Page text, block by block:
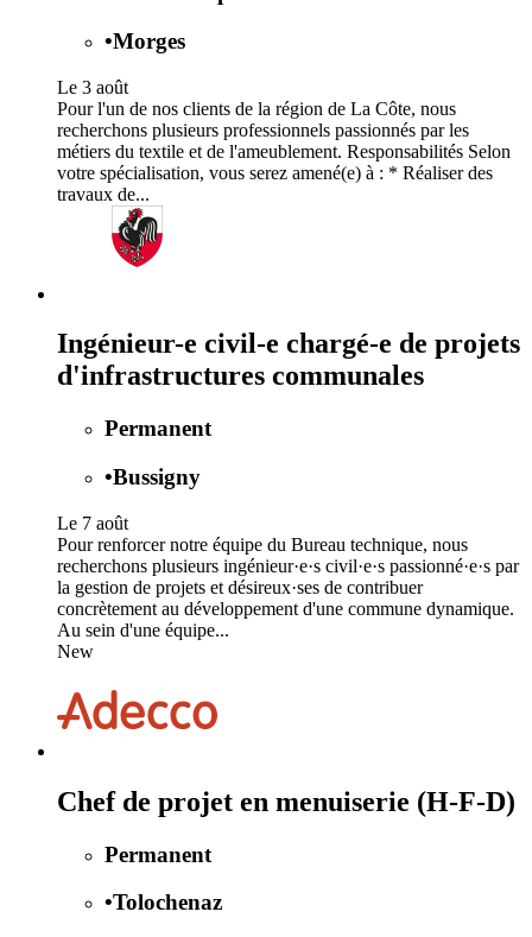
•Morges
Le 3 août
Pour l'un de nos clients de la région de La Côte, nous
recherchons plusieurs professionnels passionnés par les
métiers du textile et de l'ameublement. Responsabilités Selon
votre spécialisation, vous serez amené(e) à : * Réaliser des
travaux de...
Ingénieur-e civil-e chargé-e de projets
d'infrastructures communales
Permanent
•Bussigny
Le 7 août
Pour renforcer notre équipe du Bureau technique, nous
recherchons plusieurs ingénieur·e·s civil·e·s passionné·e·s par
la gestion de projets et désireux·ses de contribuer
concrètement au développement d'une commune dynamique.
Au sein d'une équipe...
New
Chef de projet en menuiserie (H-F-D)
Permanent
•Tolochenaz